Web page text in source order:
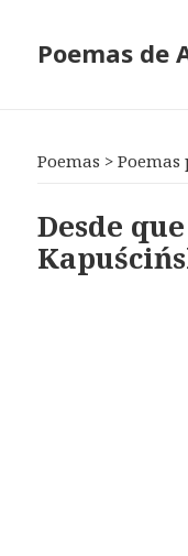
Poemas de
Poemas >Poemas
Desde